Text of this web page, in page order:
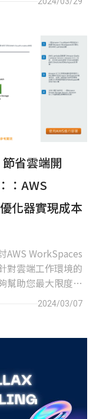
節省雲端開
：AWS
化器實現成本
AWS WorkSpaces
對雲端工作環境的
幫助您最大限度地
的成本，同時提高
2024/03/07